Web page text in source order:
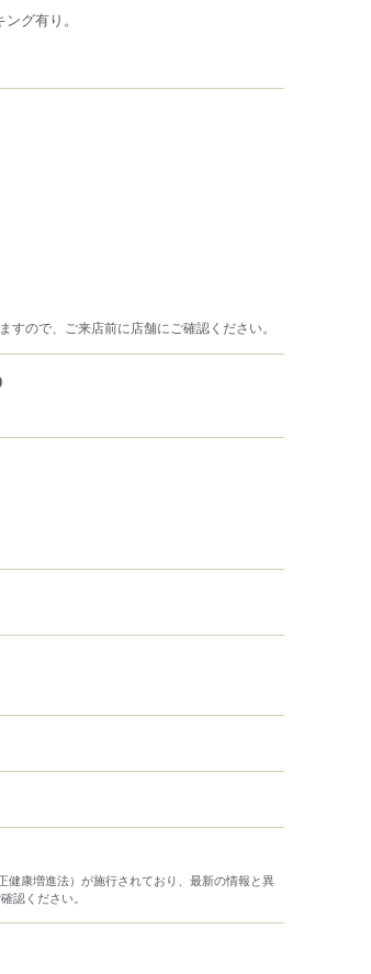
グ有り。
ので、ご来店前に店舗にご確認ください。
康増進法）が施行されており、最新の情報と異
認ください。